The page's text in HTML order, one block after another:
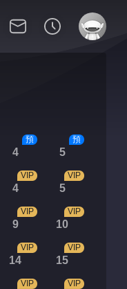
4
預
5
預
4
VIP
5
VIP
9
VIP
10
VIP
14
VIP
15
VIP
VIP VIP